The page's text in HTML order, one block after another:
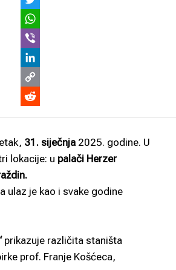
31. siječnja 2025. godine. U
lokacije: u palači Herzer
ulaz je kao i svake godine
prikazuje različita staništa
prof. Franje Košćeca,